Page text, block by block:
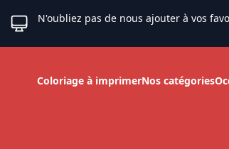
N'oubliez pas de nous ajouter à vos
Coloriage à imprimerNos catégories